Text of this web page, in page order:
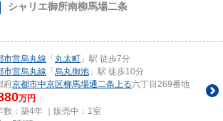
シャリエ御所南柳馬場二条
市営烏丸線 「 丸太町 」駅 徒歩7分
市営烏丸線 「 烏丸御池 」駅 徒歩10分
府京都市中京区柳馬場通二条上る六丁目269番地
万円
数：築4年 ｜販売中： 1室